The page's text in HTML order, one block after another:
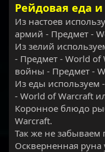
Рейдовая еда
Из настоев
армий - Предмет -
Из зелий
- Предмет - World of
войны - Предмет -
Из еды используем
- World of Warcraft
Коронное блюдо
Warcraft.
Так же не забываем
Оскверненная руна